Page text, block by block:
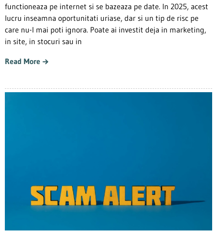
functioneaza pe internet si se bazeaza pe date. In 2025, acest
lucru inseamna oportunitati uriase, dar si un tip de risc pe
care nu-l mai poti ignora. Poate ai investit deja in marketing,
in site, in stocuri sau in
Read More